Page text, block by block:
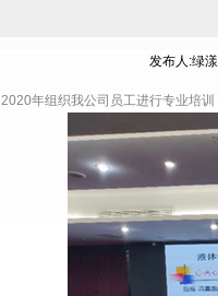
发布人:绿
2020年组织我公司员工进行专业培